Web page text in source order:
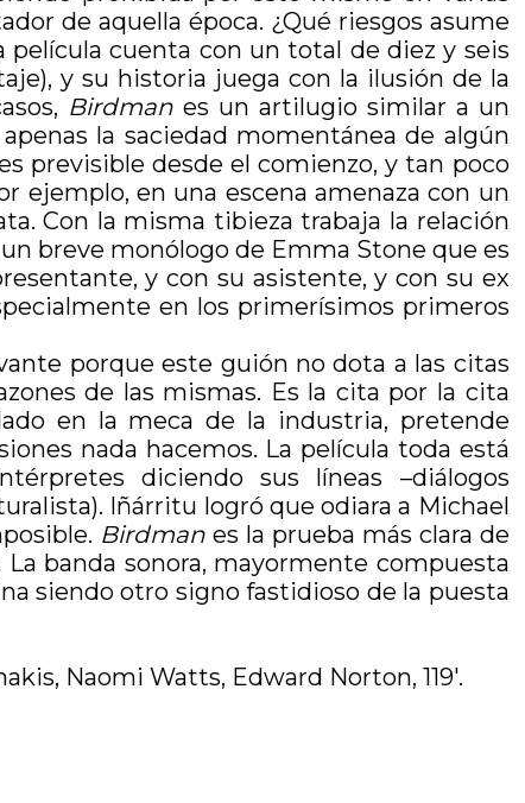
de aquella época. ¿Qué riesgos asume
cuenta con un total de diez y seis
y su historia juega con la ilusión de la
Birdmanes un artilugio similar a un
la saciedad momentánea de algún
previsible desde el comienzo, y tan poco
ejemplo, en una escena amenaza con un
Con la misma tibieza trabaja la relación
breve monólogo de Emma Stone que es
y con su asistente, y con su ex
en los primerísimos primeros
porque este guión no dota a las citas
de las mismas. Es la cita por la cita
en la meca de la industria, pretende
nada hacemos. La película toda está
diciendo sus líneas –diálogos
Iñárritu logró que odiara a Michael
Birdmanes la prueba más clara de
banda sonora, mayormente compuesta
siendo otro signo fastidioso de la puesta
Naomi Watts, Edward Norton, 119′.